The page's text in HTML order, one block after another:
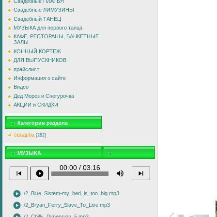
Свадебные ЛИМУЗИНЫ
Свадебный ТАНЕЦ
МУЗЫКА для первого танца
КАФЕ, РЕСТОРАНЫ, БАНКЕТНЫЕ
ЗАЛЫ
КОННЫЙ КОРТЕЖ
ДЛЯ ВЫПУСКНИКОВ
прайслист
Информация о сайте
Видео
Дед Мороз и Снегурочка
АКЦИИ и СКИДКИ
Категории раздела
свадьба [282]
МУЗЫКА
skip_previous play_circle
00:00 / 03:16
volume_up skip_next
play_circle /2_Blue_Sistem-my_bed_is_too_big.mp3
play_circle /2_Bryan_Ferry_Slave_To_Live.mp3